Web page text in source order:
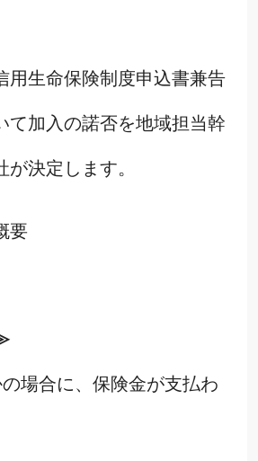
用生命保険制度申込書兼告
て加入の諾否を地域担当幹
決定します。
要
場合に、保険金が支払わ